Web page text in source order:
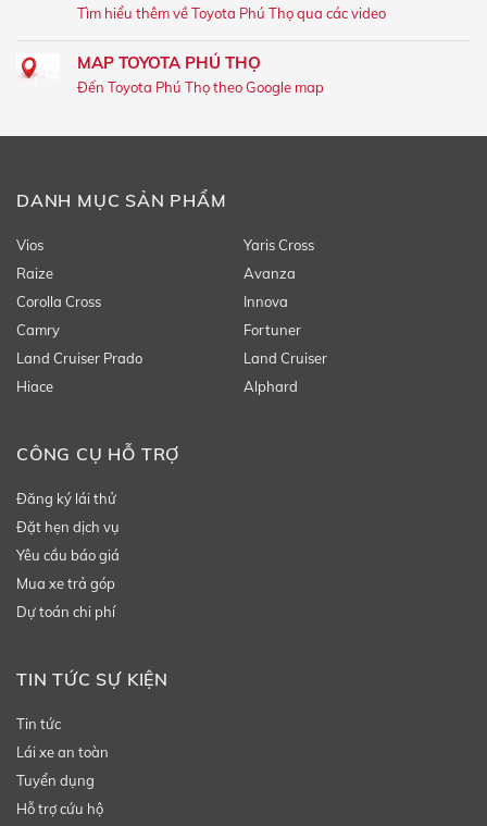
Tìm hiểu thêm về Toyota Phú Thọ qua các video
MAP TOYOTA PHÚ THỌ
Đến Toyota Phú Thọ theo Google map
DANH MỤC SẢN PHẨM
Vios
Yaris Cross
Raize
Avanza
Corolla Cross
Innova
Camry
Fortuner
Land Cruiser Prado
Land Cruiser
Hiace
Alphard
CÔNG CỤ HỖ TRỢ
Đăng ký lái thử
Đặt hẹn dịch vụ
Yêu cầu báo giá
Mua xe trả góp
Dự toán chi phí
TIN TỨC SỰ KIỆN
Tin tức
Lái xe an toàn
Tuyển dụng
Hỗ trợ cứu hộ